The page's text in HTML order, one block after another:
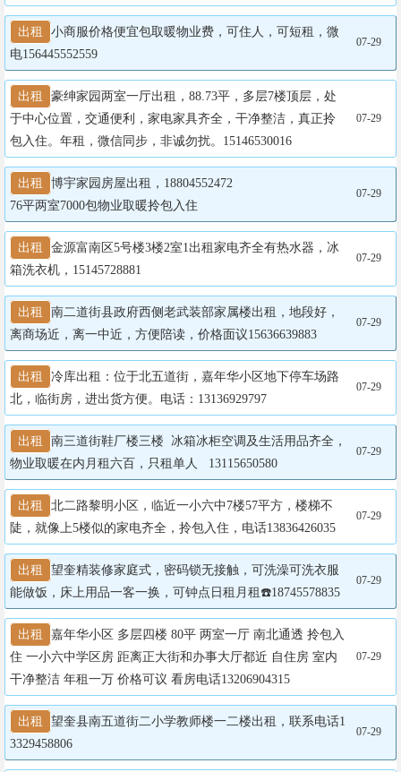
出租
小商服价格便宜包取暖物业费，可住人，可短租，微
电156445552559
07-29
出租
豪绅家园两室一厅出租，88.73平，多层7楼顶层，处
于中心位置，交通便利，家电家具齐全，干净整洁，真正拎
包入住。年租，微信同步，非诚勿扰。15146530016
07-29
出租
博宇家园房屋出租，18804552472
76平两室7000包物业取暖拎包入住
07-29
出租
金源富南区5号楼3楼2室1出租家电齐全有热水器，冰
箱洗衣机，15145728881
07-29
出租
南二道街县政府西侧老武装部家属楼出租，地段好，
离商场近，离一中近，方便陪读，价格面议15636639883
07-29
出租
冷库出租：位于北五道街，嘉年华小区地下停车场路
北，临街房，进出货方便。电话：13136929797
07-29
出租
南三道街鞋厂楼三楼  冰箱冰柜空调及生活用品齐全，
物业取暖在内月租六百，只租单人   13115650580
07-29
出租
北二路黎明小区，临近一小六中7楼57平方，楼梯不
陡，就像上5楼似的家电齐全，拎包入住，电话13836426035
07-29
出租
望奎精装修家庭式，密码锁无接触，可洗澡可洗衣服
能做饭，床上用品一客一换，可钟点日租月租☎️18745578835
07-29
出租
嘉年华小区 多层四楼 80平 两室一厅 南北通透 拎包入
住 一小六中学区房 距离正大街和办事大厅都近 自住房 室内
干净整洁 年租一万 价格可议 看房电话13206904315
07-29
出租
望奎县南五道街二小学教师楼一二楼出租，联系电话1
3329458806
07-29